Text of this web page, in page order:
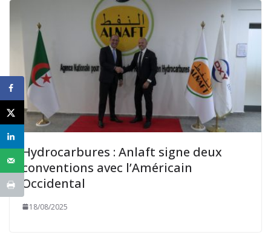
Hydrocarbures : Anlaft signe deux
conventions avec l’Américain
Occidental
18/08/2025